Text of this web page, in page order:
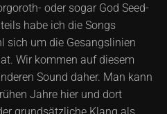
oder sogar God Seed-
habe ich die Songs
sich um die Gesangslinien
Wir kommen auf diesem
Sound daher. Man kann
Jahre hier und dort